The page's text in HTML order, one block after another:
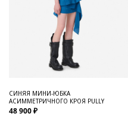
СИНЯЯ МИНИ-ЮБКА
АСИММЕТРИЧНОГО КРОЯ PULLY
48 900 ₽